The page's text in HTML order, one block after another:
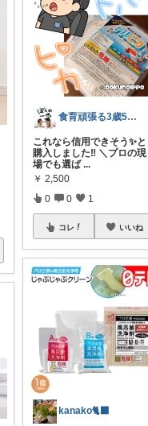
食育頑張る3歳5歳の母ちゃん👩✌️
これなら信用できそう✨と
購入しました‼️ ＼プロの現
場でも選ば ...
￥ 2,500
0 0 1
コレ いいね
kanako🐈‍⬛